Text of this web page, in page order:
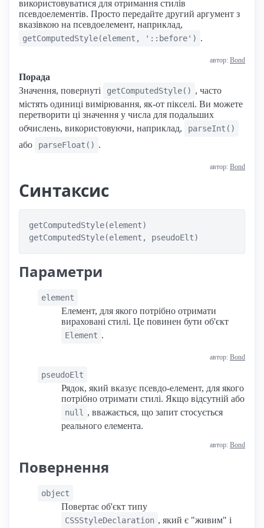
використовуватися для отримання стилів
псевдоелементів. Просто передайте другий аргумент з
вказівкою на псевдоелемент, наприклад,
getComputedStyle(element, '::before') .
автор: Bond
Порада
Значення, повернуті
getComputedStyle() , часто
містять одиниці вимірювання, як-от пікселі. Ви можете
перетворити ці значення у числа для подальших
обчислень, використовуючи, наприклад,
parseInt()
або parseFloat() .
автор: Bond
Синтаксис
getComputedStyle(element)
getComputedStyle(element, pseudoElt)
Параметри
element
Елемент, для якого потрібно отримати
вираховані стилі. Це повинен бути об'єкт
Element .
автор: Bond
pseudoElt
Рядок, який вказує псевдо-елемент, для якого
потрібно отримати стилі. Якщо відсутній або
null
, вважається, що запит стосується
реального елемента.
автор: Bond
Повернення
object
Повертає об'єкт типу
CSSStyleDeclaration , який є "живим" і